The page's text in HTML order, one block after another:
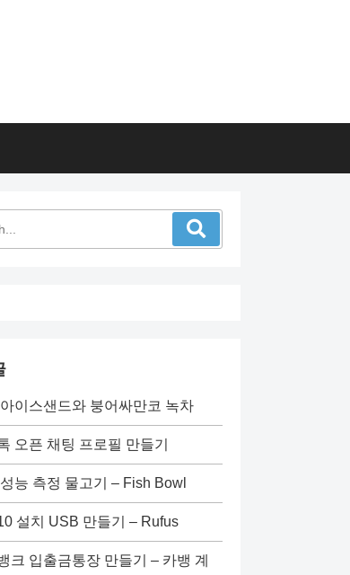
이스샌드와 붕어싸만코 녹차
오픈 채팅 프로필 만들기
능 측정 물고기 – Fish Bowl
설치 USB 만들기 – Rufus
크 입출금통장 만들기 – 카뱅 계